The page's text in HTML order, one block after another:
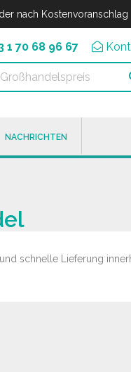
nach Kostenvoranschlag
1 70 68 96 67
NACHRICHTEN
schnelle Lieferung